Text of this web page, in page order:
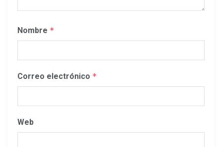
Nombre *
Correo electrónico *
Web